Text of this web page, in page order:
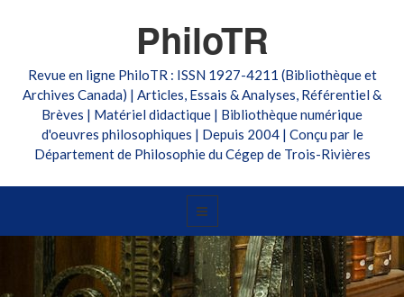
PhiloTR
Revue en ligne PhiloTR : ISSN 1927-4211 (Bibliothèque et
Archives Canada) | Articles, Essais & Analyses, Référentiel &
Brèves | Matériel didactique | Bibliothèque numérique
d'oeuvres philosophiques | Depuis 2004 | Conçu par le
Département de Philosophie du Cégep de Trois-Rivières